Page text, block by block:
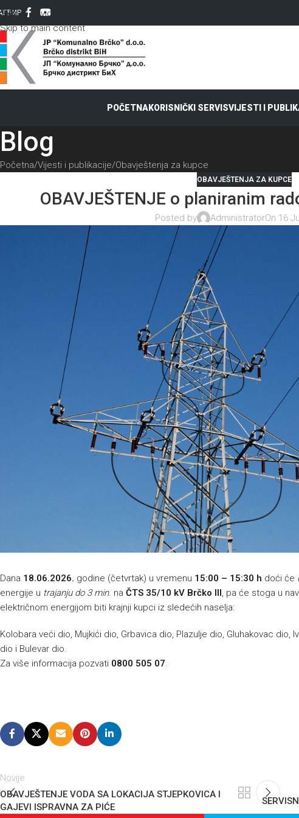
Skip to navigation
Skip to main content
ЋИР
POČETNAKORISNIČKI SERVISVIJESTI I
Blog
Početna Vijesti i publikacije Obavještenja za kupce
OBAVJEŠTENJA ZA KUPCE
OBAVJEŠTENJE o planiranim
Posted by AdministratorOn 16
Dana 18.06.2026. godine (četvrtak) u vremenu 15:00 – 15:30 h doći će
energije u trajanju do 3 min. na ČTS 35/10 kV Brčko III, pa će stoga u
električnom energijom biti krajnji kupci iz sledećih naselja:
Kolobara veći dio, Mujkići dio, Grbavica dio, Plazulje dio, Gluhakovac dio,
dio i Bulevar dio.
Za više informacija pozvati 0800 505 07.
Novije
OBAVJEŠTENJE VODA SA LOKACIJA STJEPKOVICA I
GAJEVI ISPRAVNA ZA PIĆE